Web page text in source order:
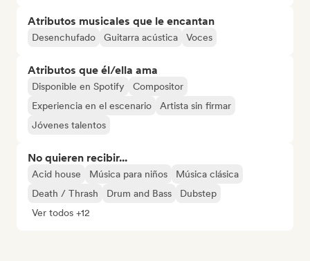
Atributos musicales que le encantan
Desenchufado Guitarra acústica Voces
Atributos que él/ella ama
Disponible en Spotify
Compositor
Experiencia en el escenario
Artista sin firmar
Jóvenes talentos
No quieren recibir...
Acid house Música para niños
Música clásica
Death / Thrash
Drum and Bass
Dubstep
Ver todos +12